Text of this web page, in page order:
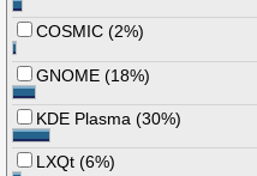
COSMIC (2%)
GNOME (18%)
KDE Plasma (30%)
LXQt (6%)